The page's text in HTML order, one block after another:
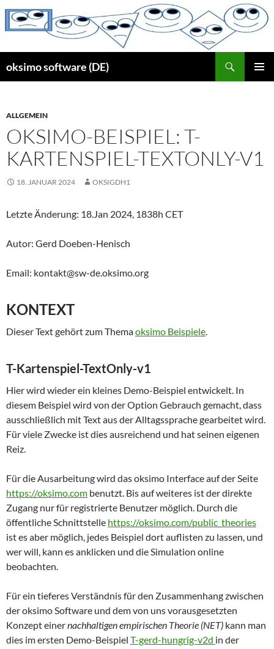
Zum
Inhalt
oksimo software (DE)
ALLGEMEIN
OKSIMO-BEISPIEL: T-
KARTENSPIEL-TEXTONLY-V1
18. JANUAR 2024 OKSIGDH1
Letzte Änderung: 18.Jan 2024, 1838h CET
Autor: Gerd Doeben-Henisch
Email: kontakt@sw-de.oksimo.org
KONTEXT
Dieser Text gehört zum Themaoksimo Beispiele.
T-Kartenspiel-TextOnly-v1
Hier wird wieder ein kleines Demo-Beispiel entwickelt. In
diesem Beispiel wird von der Option Gebrauch gemacht, dass
ausschließlich mit Text aus der Alltagssprache gearbeitet wird.
Für viele Zwecke ist dies ausreichend und hat seinen eigenen
Reiz.
Für die Ausarbeitung wird das oksimo Interface auf der Seite
https://oksimo.com benutzt. Bis auf weiteres ist der direkte
Zugang nur für registrierte Benutzer möglich. Durch die
öffentliche Schnittstelle https://oksimo.com/public_theories
ist es aber möglich, jedes Beispiel dort auflisten zu lassen, und
wer will, kann es anklicken und die Simulation online
beobachten.
Für ein tieferes Verständnis für den Zusammenhang zwischen
der oksimo Software und dem von uns vorausgesetzten
Konzept einernachhaltigen empirischen Theorie (NET) kann man
dies im ersten Demo-Beispiel T-gerd-hungrig-v2d in der